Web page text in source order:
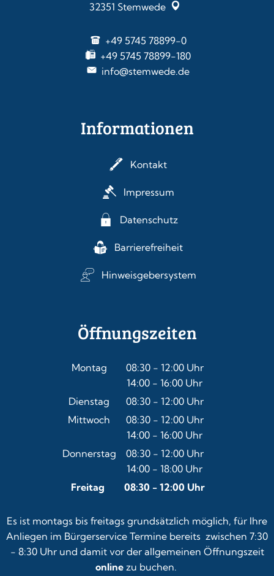
32351 Stemwede
+49 5745 78899-0
+49 5745 78899-180
info@stemwede.de
Informationen
Kontakt
Impressum
Datenschutz
Barrierefreiheit
Hinweisgebersystem
Öffnungszeiten
Montag 08:30- 12:00Uhr
Von 08:30 bis 12:00 Uhr
14:00 - 16:00 Uhr
Von 14:00 bis 16:00 Uhr
Dienstag 08:30- 12:00Uhr
Von 08:30 bis 12:00 Uhr
Mittwoch 08:30- 12:00Uhr
Von 08:30 bis 12:00 Uhr
14:00 - 16:00 Uhr
Von 14:00 bis 16:00 Uhr
Donnerstag 08:30- 12:00Uhr
Von 08:30 bis 12:00 Uhr
14:00 - 18:00 Uhr
Von 14:00 bis 18:00 Uhr
Freitag 08:30 - 12:00 Uhr
Es ist montags bis freitags grundsätzlich möglich, für Ihre
Anliegen im Bürgerservice Termine bereits zwischen 7:30
- 8:30 Uhr und damit vor der allgemeinen Öffnungszeit
onlinezu buchen.